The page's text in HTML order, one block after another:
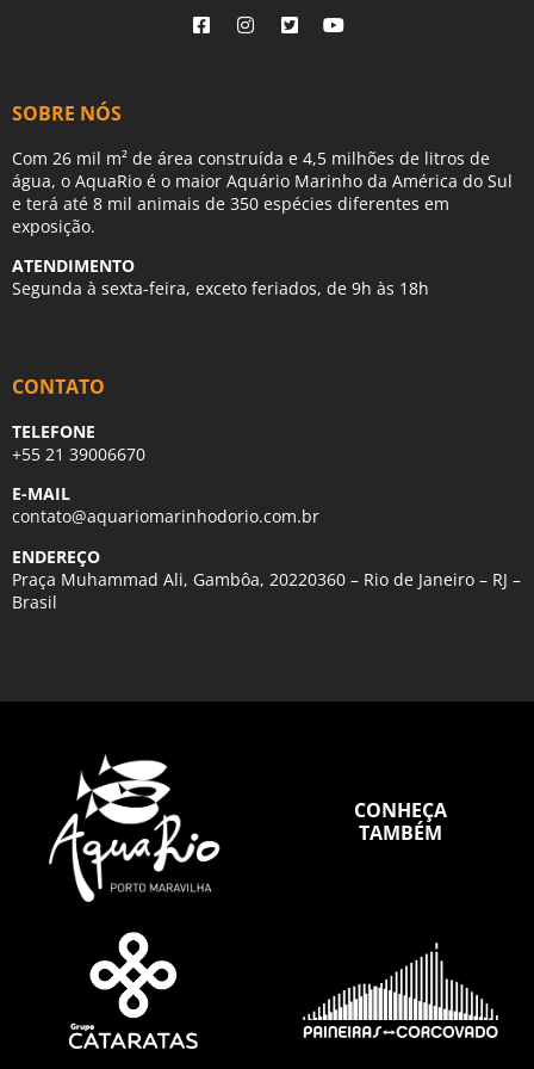
SOBRE NÓS
Com 26 mil m² de área construída e 4,5 milhões de litros de
água, o AquaRio é o maior Aquário Marinho da América do Sul
e terá até 8 mil animais de 350 espécies diferentes em
exposição.
ATENDIMENTO
Segunda à sexta-feira, exceto feriados, de 9h às 18h
CONTATO
TELEFONE
+55 21 39006670
E-MAIL
contato@aquariomarinhodorio.com.br
ENDEREÇO
Praça Muhammad Ali, Gambôa, 20220360 – Rio de Janeiro – RJ –
Brasil
CONHEÇA
TAMBÉM